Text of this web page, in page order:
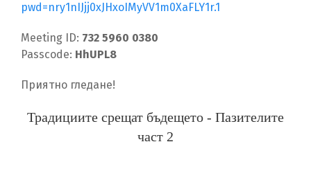
pwd=nry1nIJjj0xJHxoIMyVV1m0XaFLY1r.1
Meeting ID: 732 5960 0380
Passcode: HhUPL8
Приятно гледане!
Традициите срещат бъдещето - Пазителите
част 2